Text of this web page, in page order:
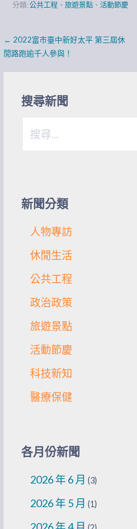
分類: 公共工程、 旅遊景點、 活動節慶
文
← 2022富市臺中新好太平 第三屆休
閒路跑逾千人參與！
搜尋新聞
新聞分類
人物專訪
休閒生活
公共工程
政治政策
旅遊景點
活動節慶
科技新知
醫療保健
各月份新聞
2026 年 6 月 (3)
2026 年 5 月 (1)